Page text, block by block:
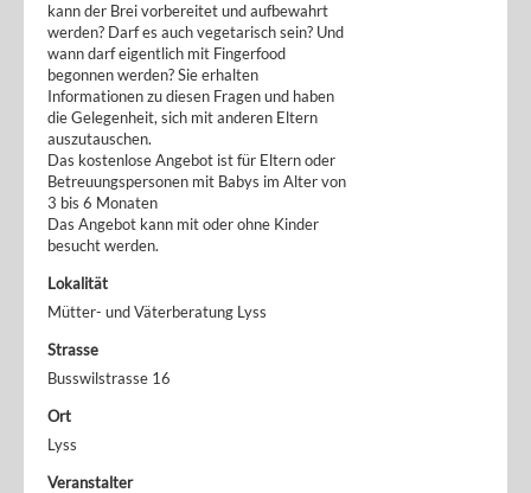
kann der Brei vorbereitet und aufbewahrt
werden? Darf es auch vegetarisch sein? Und
wann darf eigentlich mit Fingerfood
begonnen werden? Sie erhalten
Informationen zu diesen Fragen und haben
die Gelegenheit, sich mit anderen Eltern
auszutauschen.
Das kostenlose Angebot ist für Eltern oder
Betreuungspersonen mit Babys im Alter von
3 bis 6 Monaten
Das Angebot kann mit oder ohne Kinder
besucht werden.
Lokalität
Mütter- und Väterberatung Lyss
Strasse
Busswilstrasse 16
Ort
Lyss
Veranstalter